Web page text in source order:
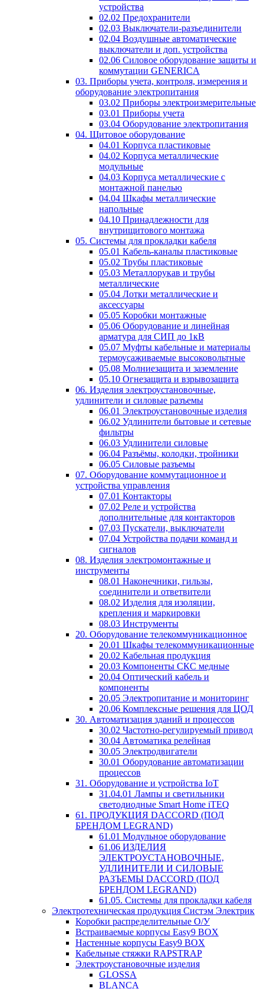
устройства
02.02 Предохранители
02.03 Выключатели-разъединители
02.04 Воздушные автоматические
выключатели и доп. устройства
02.06 Силовое оборудование защиты и
коммутации GENERICA
03. Приборы учета, контроля, измерения и
оборудование электропитания
03.02 Приборы электроизмерительные
03.01 Приборы учета
03.04 Оборудование электропитания
04. Щитовое оборудование
04.01 Корпуса пластиковые
04.02 Корпуса металлические
модульные
04.03 Корпуса металлические с
монтажной панелью
04.04 Шкафы металлические
напольные
04.10 Принадлежности для
внутрищитового монтажа
05. Системы для прокладки кабеля
05.01 Кабель-каналы пластиковые
05.02 Трубы пластиковые
05.03 Металлорукав и трубы
металлические
05.04 Лотки металлические и
аксессуары
05.05 Коробки монтажные
05.06 Оборудование и линейная
арматура для СИП до 1кВ
05.07 Муфты кабельные и материалы
термоусаживаемые высоковольтные
05.08 Молниезащита и заземление
05.10 Огнезащита и взрывозащита
06. Изделия электроустановочные,
удлинители и силовые разъемы
06.01 Электроустановочные изделия
06.02 Удлинители бытовые и сетевые
фильтры
06.03 Удлинители силовые
06.04 Разъёмы, колодки, тройники
06.05 Силовые разъемы
07. Оборудование коммутационное и
устройства управления
07.01 Контакторы
07.02 Реле и устройства
дополнительные для контакторов
07.03 Пускатели, выключатели
07.04 Устройства подачи команд и
сигналов
08. Изделия электромонтажные и
инструменты
08.01 Наконечники, гильзы,
соединители и ответвители
08.02 Изделия для изоляции,
крепления и маркировки
08.03 Инструменты
20. Оборудование телекоммуникационное
20.01 Шкафы телекоммуникационные
20.02 Кабельная продукция
20.03 Компоненты СКС медные
20.04 Оптический кабель и
компоненты
20.05 Электропитание и мониторинг
20.06 Комплексные решения для ЦОД
30. Автоматизация зданий и процессов
30.02 Частотно-регулируемый привод
30.04 Автоматика релейная
30.05 Электродвигатели
30.01 Оборудование автоматизации
процессов
31. Оборудование и устройства IoT
31.04.01 Лампы и светильники
светодиодные Smart Home iTEQ
61. ПРОДУКЦИЯ DACCORD (ПОД
БРЕНДОМ LEGRAND)
61.01 Модульное оборудование
61.06 ИЗДЕЛИЯ
ЭЛЕКТРОУСТАНОВОЧНЫЕ,
УДЛИНИТЕЛИ И СИЛОВЫЕ
РАЗЪЕМЫ DACCORD (ПОД
БРЕНДОМ LEGRAND)
61.05. Системы для прокладки кабеля
Электротехническая продукция Систэм Электрик
Коробки распределительные О/У
Встраиваемые корпусы Easy9 BOX
Настенные корпусы Easy9 BOX
Кабельные стяжки RAPSTRAP
Электроустановочные изделия
GLOSSA
BLANCA